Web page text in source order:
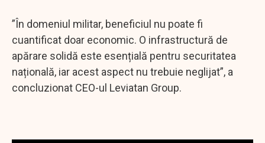
”În domeniul militar, beneficiul nu poate fi
cuantificat doar economic. O infrastructură de
apărare solidă este esențială pentru securitatea
națională, iar acest aspect nu trebuie neglijat”, a
concluzionat CEO-ul Leviatan Group.